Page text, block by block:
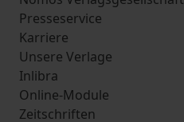
Presseservice
Karriere
Unsere Verlage
Inlibra
Online-Module
Zeitschriften